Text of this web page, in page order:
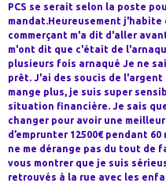
PCS se serait selon la poste
mandat.Heureusement
commerçant m'a dit d'aller
m'ont dit que c'était de
plusieurs fois arnaqué Je ne
prêt. J'ai des soucis de l'argent
mange plus, je suis super
situation financière. Je sais
changer pour avoir une
d’emprunter 12500€ pendant 60
ne me dérange pas du tout de
vous montrer que je suis
retrouvés à la rue avec les